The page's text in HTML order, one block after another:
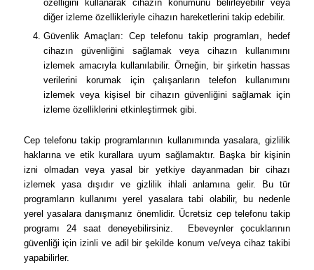
özelliğini kullanarak cihazın konumunu belirleyebilir veya
diğer izleme özellikleriyle cihazın hareketlerini takip edebilir.
Güvenlik Amaçları: Cep telefonu takip programları, hedef
cihazın güvenliğini sağlamak veya cihazın kullanımını
izlemek amacıyla kullanılabilir. Örneğin, bir şirketin hassas
verilerini korumak için çalışanların telefon kullanımını
izlemek veya kişisel bir cihazın güvenliğini sağlamak için
izleme özelliklerini etkinleştirmek gibi.
Cep telefonu takip programlarının kullanımında yasalara, gizlilik
haklarına ve etik kurallara uyum sağlamaktır. Başka bir kişinin
izni olmadan veya yasal bir yetkiye dayanmadan bir cihazı
izlemek yasa dışıdır ve gizlilik ihlali anlamına gelir. Bu tür
programların kullanımı yerel yasalara tabi olabilir, bu nedenle
yerel yasalara danışmanız önemlidir. Ücretsiz cep telefonu takip
programı 24 saat deneyebilirsiniz. Ebeveynler çocuklarının
güvenliği için izinli ve adil bir şekilde konum ve/veya cihaz takibi
yapabilirler.